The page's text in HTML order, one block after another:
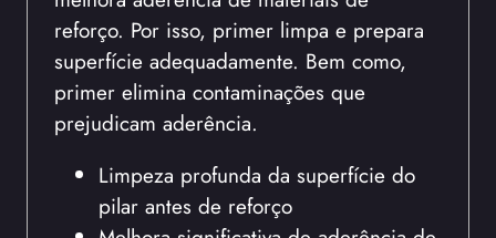
reforço. Por isso, primer limpa e prepara
superfície adequadamente. Bem como,
primer elimina contaminações que
prejudicam aderência.
Limpeza profunda da superfície do
pilar antes de reforço